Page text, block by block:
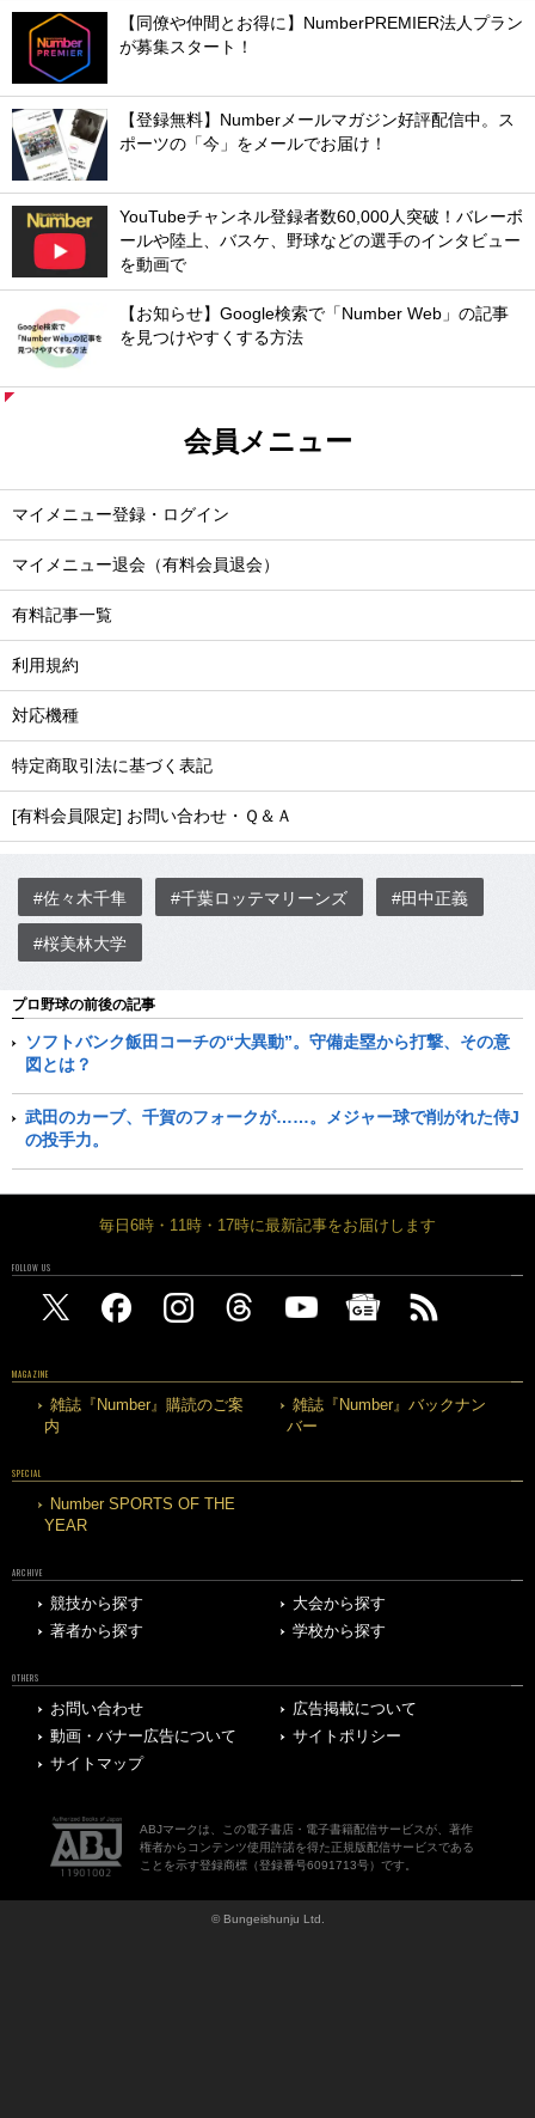
【同僚や仲間とお得に】NumberPREMIER法人プラン
が募集スタート！
【登録無料】Numberメールマガジン好評配信中。ス
ポーツの「今」をメールでお届け！
YouTubeチャンネル登録者数60,000人突破！バレーボ
ールや陸上、バスケ、野球などの選手のインタビュー
を動画で
【お知らせ】Google検索で「Number Web」の記事
を見つけやすくする方法
会員メニュー
マイメニュー登録・ログイン
マイメニュー退会（有料会員退会）
有料記事一覧
利用規約
対応機種
特定商取引法に基づく表記
[有料会員限定] お問い合わせ・Ｑ＆Ａ
#佐々木千隼 #千葉ロッテマリーンズ #田中正義
#桜美林大学
プロ野球の前後の記事
ソフトバンク飯田コーチの“大異動”。守備走塁から打撃、その意
図とは？
武田のカーブ、千賀のフォークが……。メジャー球で削がれた侍J
の投手力。
毎日6時・11時・17時に最新記事をお届けします
FOLLOW US
MAGAZINE
雑誌『Number』購読のご案
内
雑誌『Number』バックナン
バー
SPECIAL
Number SPORTS OF THE
YEAR
ARCHIVE
競技から探す
大会から探す
著者から探す
学校から探す
OTHERS
お問い合わせ
広告掲載について
動画・バナー広告について
サイトポリシー
サイトマップ
ABJマークは、この電子書店・電子書籍配信サービスが、著作
権者からコンテンツ使用許諾を得た正規版配信サービスである
ことを示す登録商標（登録番号6091713号）です。
© Bungeishunju Ltd.